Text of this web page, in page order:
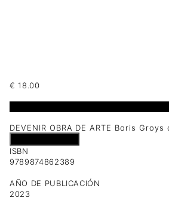
€ 18.00
DEVENIR OBRA DE ARTE Boris Groys
ISBN
9789874862389
AÑO DE PUBLICACIÓN
2023